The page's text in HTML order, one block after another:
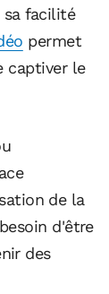
sa facilité
permet
captiver le
de la
d'être
des